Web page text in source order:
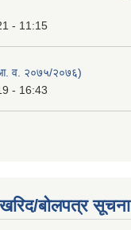
- 11:15
व. २०७५/२०७६)
- 16:43
बोलपत्र सूचना